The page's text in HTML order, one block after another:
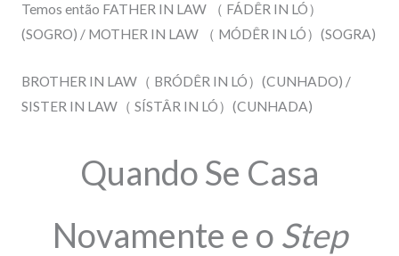
Temos então FATHER IN LAW （ FÁDÊR IN LÓ）
(SOGRO) / MOTHER IN LAW
（ MÓDÊR IN LÓ） (SOGRA)
BROTHER IN LAW（ BRÓDÊR IN LÓ） (CUNHADO) /
SISTER IN LAW（ SÍSTÂR IN LÓ） (CUNHADA)
Quando Se Casa
Novamente e o Step